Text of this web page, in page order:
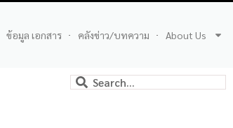
ข้อมูล เอกสาร คลังข่าว/บทความ About Us